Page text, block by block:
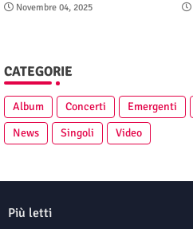
Novembre 04, 2025
CATEGORIE
Album Concerti Emergenti
News
Singoli Video
Più letti